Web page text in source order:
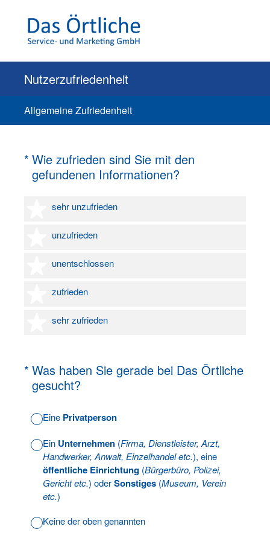
Nutzerzufriedenheit
Allgemeine Zufriedenheit
* Wie zufrieden sind Sie mit den
gefundenen Informationen?
(Erforderlich.)
sehr unzufrieden
1 Stern
unzufrieden
2 Sterne
unentschlossen
3 Sterne
zufrieden
4 Sterne
sehr zufrieden
5 Sterne
* Was haben Sie gerade bei Das Örtliche
gesucht?
(Erforderlich.)
Eine Privatperson
Ein Unternehmen (Firma, Dienstleister, Arzt,
Handwerker, Anwalt, Einzelhandel etc.), eine
öffentliche Einrichtung (Bürgerbüro, Polizei,
Gericht etc.) oderSonstiges (Museum, Verein
etc.)
Keine der oben genannten